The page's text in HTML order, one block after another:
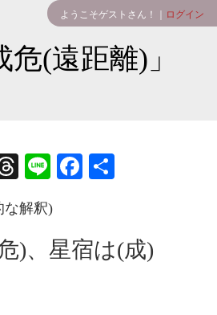
ようこそゲストさん！｜ ログイン
(遠距離)」
T
ea
ds
Li
Fa
ok
な解釈)
)、星宿は(成)